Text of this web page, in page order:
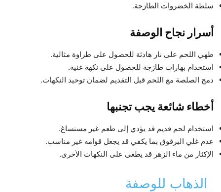
سلطة الخضروات الطازجة.
أسرار نجاح الوصفة
طهي اللحم على نار هادئة للحصول على طراوة مثالية.
استخدام بهارات طازجة للحصول على نكهة غنية.
دمج الصلصة مع اللحم قبل التقديم لضمان توحيد النكهات.
أخطاء شائعة يجب تجنبها
استخدام لحم قديم قد يؤدي إلى طعم غير مستساغ.
عدم غلي البرقوق بما يكفي قد يجعل قوامه غير مناسب.
الإكثار من ماء الزهر قد يطغى على النكهات الأخرى.
الذهاب للوصفة